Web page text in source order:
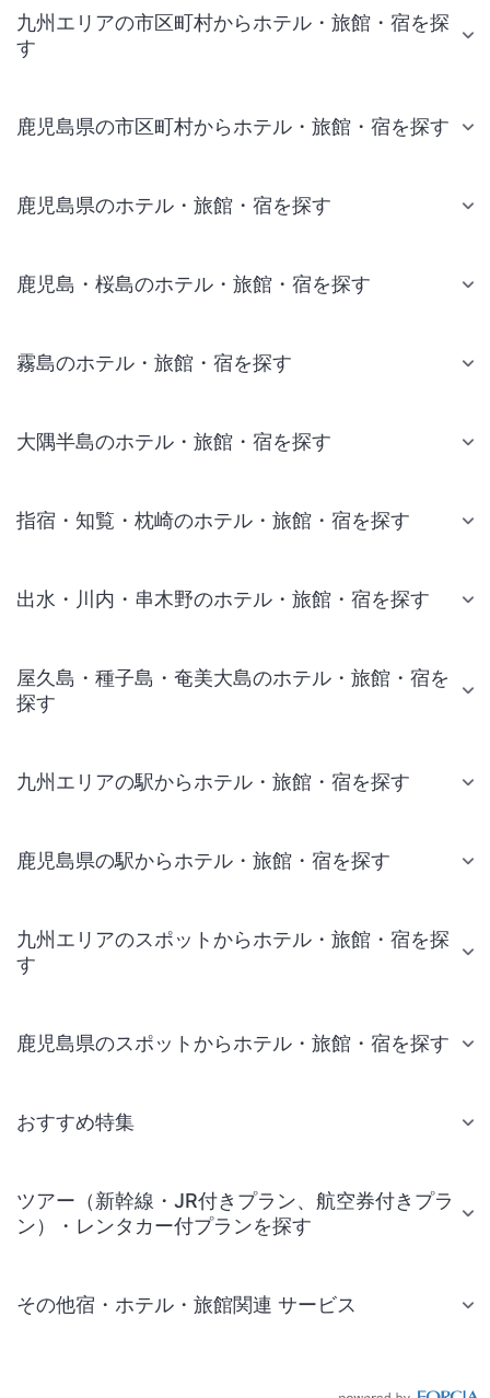
九州エリアの市区町村からホテル・旅館・宿を探
す
鹿児島県の市区町村からホテル・旅館・宿を探す
鹿児島県のホテル・旅館・宿を探す
鹿児島・桜島のホテル・旅館・宿を探す
霧島のホテル・旅館・宿を探す
大隅半島のホテル・旅館・宿を探す
指宿・知覧・枕崎のホテル・旅館・宿を探す
出水・川内・串木野のホテル・旅館・宿を探す
屋久島・種子島・奄美大島のホテル・旅館・宿を
探す
九州エリアの駅からホテル・旅館・宿を探す
鹿児島県の駅からホテル・旅館・宿を探す
九州エリアのスポットからホテル・旅館・宿を探
す
鹿児島県のスポットからホテル・旅館・宿を探す
おすすめ特集
ツアー（新幹線・JR付きプラン、航空券付きプラ
ン）・レンタカー付プランを探す
その他宿・ホテル・旅館関連 サービス